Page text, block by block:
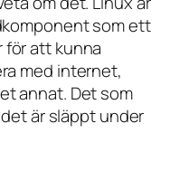
som ett
att kunna
med internet,
annat. Det som
är släppt under